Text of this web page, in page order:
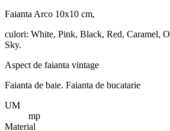
Faianta Arco 10x10 cm,
culori: White, Pink, Black, Red, Caramel,
Sky.
Aspect de faianta vintage
Faianta de baie. Faianta de bucatarie
UM
mp
Material